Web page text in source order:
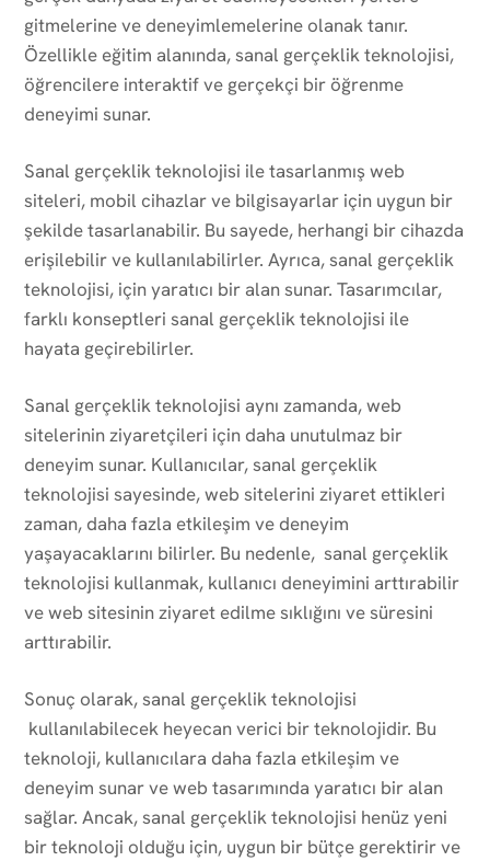
gitmelerine ve deneyimlemelerine olanak tanır.
Özellikle eğitim alanında, sanal gerçeklik teknolojisi,
öğrencilere interaktif ve gerçekçi bir öğrenme
deneyimi sunar.
Sanal gerçeklik teknolojisi ile tasarlanmış web
siteleri, mobil cihazlar ve bilgisayarlar için uygun bir
şekilde tasarlanabilir. Bu sayede, herhangi bir cihazda
erişilebilir ve kullanılabilirler. Ayrıca, sanal gerçeklik
teknolojisi, için yaratıcı bir alan sunar. Tasarımcılar,
farklı konseptleri sanal gerçeklik teknolojisi ile
hayata geçirebilirler.
Sanal gerçeklik teknolojisi aynı zamanda, web
sitelerinin ziyaretçileri için daha unutulmaz bir
deneyim sunar. Kullanıcılar, sanal gerçeklik
teknolojisi sayesinde, web sitelerini ziyaret ettikleri
zaman, daha fazla etkileşim ve deneyim
yaşayacaklarını bilirler. Bu nedenle, sanal gerçeklik
teknolojisi kullanmak, kullanıcı deneyimini arttırabilir
ve web sitesinin ziyaret edilme sıklığını ve süresini
arttırabilir.
Sonuç olarak, sanal gerçeklik teknolojisi
kullanılabilecek heyecan verici bir teknolojidir. Bu
teknoloji, kullanıcılara daha fazla etkileşim ve
deneyim sunar ve web tasarımında yaratıcı bir alan
sağlar. Ancak, sanal gerçeklik teknolojisi henüz yeni
bir teknoloji olduğu için, uygun bir bütçe gerektirir ve